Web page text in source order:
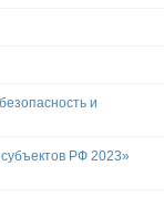
и
РФ 2023»